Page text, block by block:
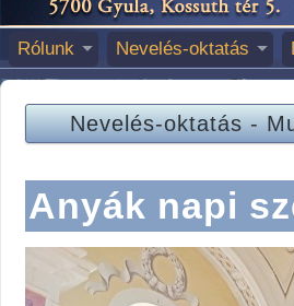
Rólunk Nevelés-oktatás
Nevelés-oktatás-
Anyák napi